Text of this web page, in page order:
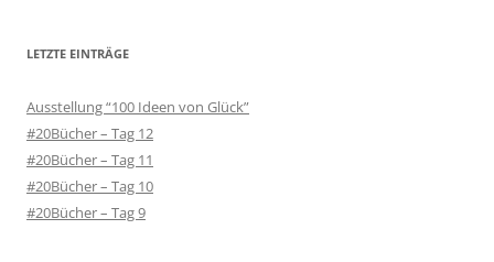
LETZTE EINTRÄGE
Ausstellung “100 Ideen von Glück”
#20Bücher – Tag 12
#20Bücher – Tag 11
#20Bücher – Tag 10
#20Bücher – Tag 9